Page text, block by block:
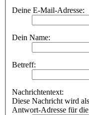
Deine E-Mail-Adresse:
Dein Name:
Betreff:
Nachrichtentext:
Diese Nachricht wird
Antwort-Adresse für